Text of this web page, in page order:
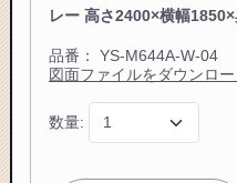
レー 高さ2400×横幅
品番： YS-M644A-W-04
図面ファイルをダウンロー
数量: